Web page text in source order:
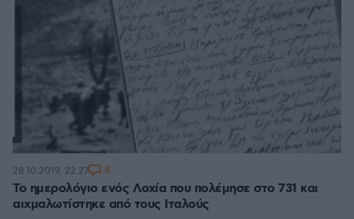
Το ημερολόγιο ενός Λοχία που πολέμησε στο 731 και
αιχμαλωτίστηκε από τους Ιταλούς
28.10.2019, 22:27 8